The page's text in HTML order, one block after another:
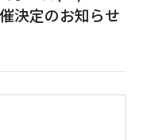
決定のお知らせ